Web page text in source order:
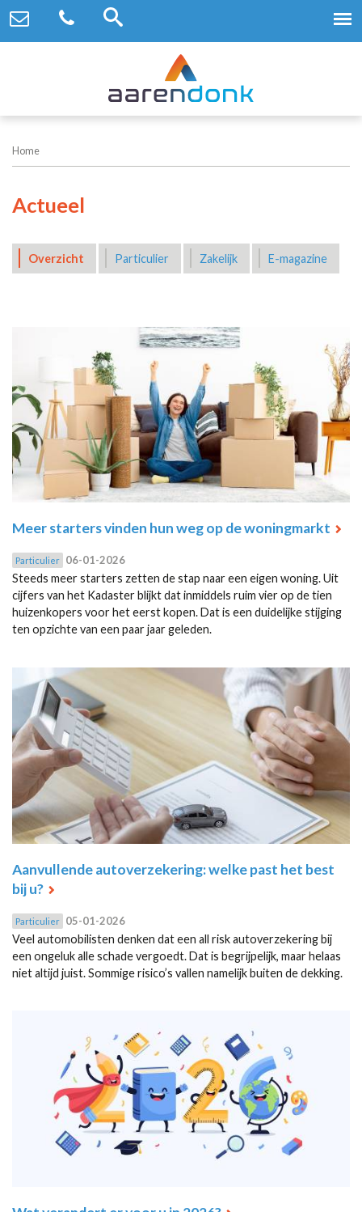
Home
Actueel
Overzicht Particulier Zakelijk E-magazine
Meer starters vinden hun weg op de woningmarkt
Particulier 06-01-2026
Steeds meer starters zetten de stap naar een eigen woning. Uit
cijfers van het Kadaster blijkt dat inmiddels ruim vier op de tien
huizenkopers voor het eerst kopen. Dat is een duidelijke stijging
ten opzichte van een paar jaar geleden.
Aanvullende autoverzekering: welke past het best
bij u?
Particulier 05-01-2026
Veel automobilisten denken dat een all risk autoverzekering bij
een ongeluk alle schade vergoedt. Dat is begrijpelijk, maar helaas
niet altijd juist. Sommige risico’s vallen namelijk buiten de dekking.